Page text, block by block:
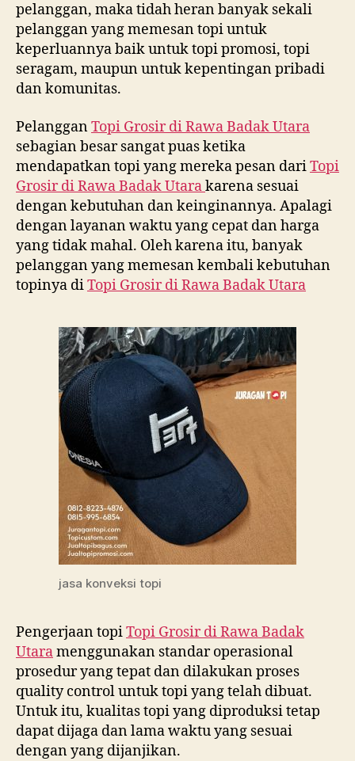
pelanggan, maka tidah heran banyak sekali
pelanggan yang memesan topi untuk
keperluannya baik untuk topi promosi, topi
seragam, maupun untuk kepentingan pribadi
dan komunitas.
PelangganTopi Grosir diRawa Badak Utara
sebagian besar sangat puas ketika
mendapatkan topi yang mereka pesan dariTopi
Grosir diRawa Badak Utarakarena sesuai
dengan kebutuhan dan keinginannya. Apalagi
dengan layanan waktu yang cepat dan harga
yang tidak mahal. Oleh karena itu, banyak
pelanggan yang memesan kembali kebutuhan
topinya diTopi Grosir diRawa Badak Utara
jasa konveksi topi
Pengerjaan topiTopi Grosir diRawa Badak
Utaramenggunakan standar operasional
prosedur yang tepat dan dilakukan proses
quality control untuk topi yang telah dibuat.
Untuk itu, kualitas topi yang diproduksi tetap
dapat dijaga dan lama waktu yang sesuai
dengan yang dijanjikan.